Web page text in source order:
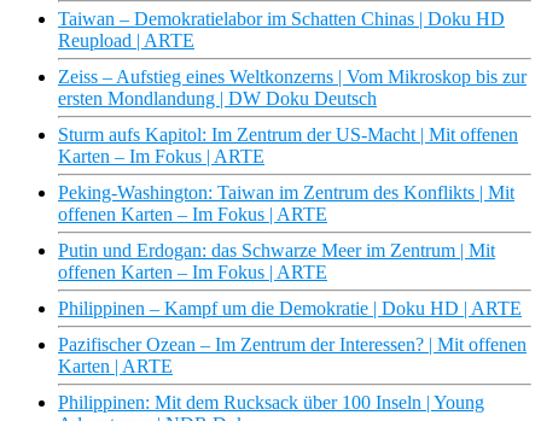
Taiwan – Demokratielabor im Schatten Chinas | Doku HD
Reupload | ARTE
Zeiss – Aufstieg eines Weltkonzerns | Vom Mikroskop bis zur
ersten Mondlandung | DW Doku Deutsch
Sturm aufs Kapitol: Im Zentrum der US-Macht | Mit offenen
Karten – Im Fokus | ARTE
Peking-Washington: Taiwan im Zentrum des Konflikts | Mit
offenen Karten – Im Fokus | ARTE
Putin und Erdogan: das Schwarze Meer im Zentrum | Mit
offenen Karten – Im Fokus | ARTE
Philippinen – Kampf um die Demokratie | Doku HD | ARTE
Pazifischer Ozean – Im Zentrum der Interessen? | Mit offenen
Karten | ARTE
Philippinen: Mit dem Rucksack über 100 Inseln | Young